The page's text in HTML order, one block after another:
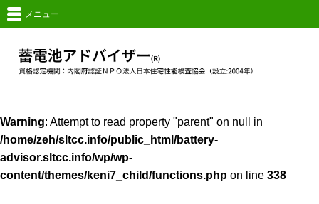
メニュー
Warning: Attempt to read property "parent" on null in
/home/zeh/sltcc.info/public_html/battery-
advisor.sltcc.info/wp/wp-
content/themes/keni7_child/functions.php on line 338